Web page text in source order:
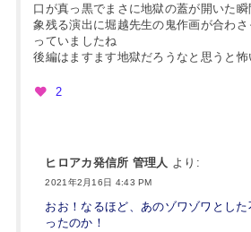
口が真っ黒でまさに地獄の蓋が開いた
象残る演出に堀越先生の鬼作画が合わ
っていましたね
後編はますます地獄だろうなと思うと
2
ヒロアカ発信所 管理人 より:
2021年2月16日 4:43 PM
おお！なるほど、あのゾワゾワとし
ったのか！